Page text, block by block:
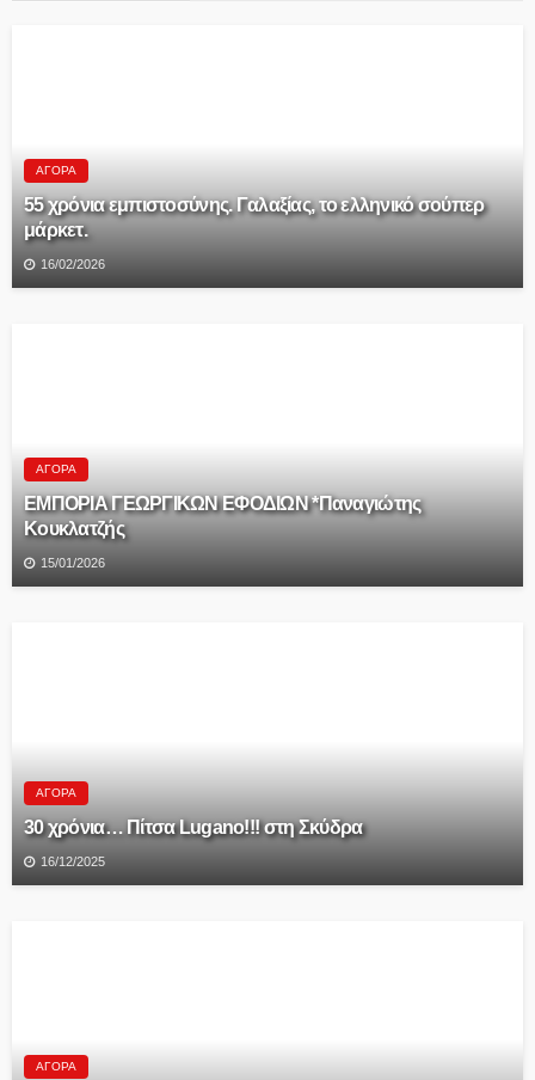
ΑΓΟΡΆ
55 χρόνια εμπιστοσύνης. Γαλαξίας, το ελληνικό σούπερ
μάρκετ.
16/02/2026
ΑΓΟΡΆ
ΕΜΠΟΡΙΑ ΓΕΩΡΓΙΚΩΝ ΕΦΟΔΙΩΝ *Παναγιώτης
Κουκλατζής
15/01/2026
ΑΓΟΡΆ
30 χρόνια… Πίτσα Lugano!!! στη Σκύδρα
16/12/2025
ΑΓΟΡΆ